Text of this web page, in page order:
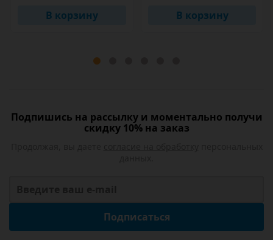
В корзину В корзину
Подпишись на рассылку и моментально получи
скидку 10% на заказ
Подписаться